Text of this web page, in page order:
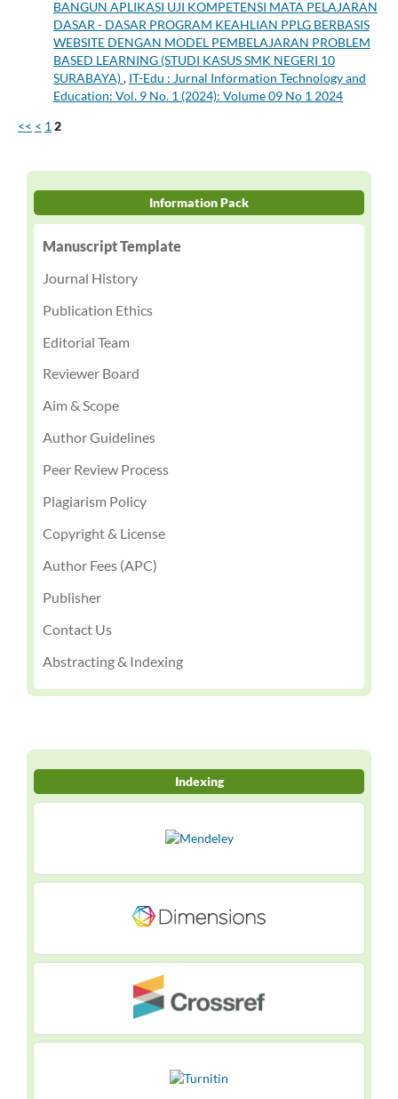
BANGUN APLIKASI UJI KOMPETENSI MATA PELAJARAN
DASAR - DASAR PROGRAM KEAHLIAN PPLG BERBASIS
WEBSITE DENGAN MODEL PEMBELAJARAN PROBLEM
BASED LEARNING (STUDI KASUS SMK NEGERI 10
SURABAYA), IT-Edu : Jurnal Information Technology and
Education: Vol. 9 No. 1 (2024): Volume 09 No 1 2024
<< < 1 2
Information Pack
Manuscript Template
Journal History
Publication Ethics
Editorial Team
Reviewer Board
Aim & Scope
Author Guidelines
Peer Review Process
Plagiarism Policy
Copyright & License
Author Fees (APC)
Publisher
Contact Us
Abstracting & Indexing
Indexing